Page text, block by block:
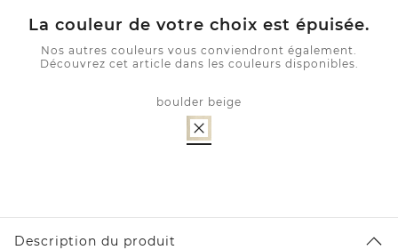
La couleur de votre choix est épuisée.
Nos autres couleurs vous conviendront également.
Découvrez cet article dans les couleurs disponibles.
boulder beige
Description du produit